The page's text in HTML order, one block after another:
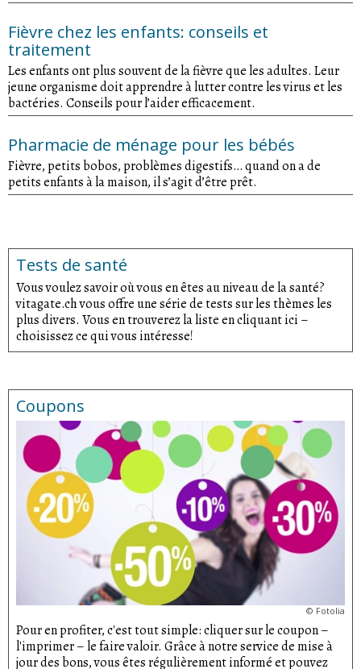
Fièvre chez les enfants: conseils et
traitement
Les enfants ont plus souvent de la fièvre que les adultes. Leur
jeune organisme doit apprendre à lutter contre les virus et les
bactéries. Conseils pour l’aider efficacement.
Pharmacie de ménage pour les bébés
Fièvre, petits bobos, problèmes digestifs… quand on a de
petits enfants à la maison, il s’agit d’être prêt.
Tests de santé
Vous voulez savoir où vous en êtes au niveau de la santé?
vitagate.ch vous offre une série de tests sur les thèmes les
plus divers. Vous en trouverez la liste en cliquant ici –
choisissez ce qui vous intéresse!
Coupons
© Fotolia
Pour en profiter, c'est tout simple: cliquer sur le coupon –
l'imprimer – le faire valoir. Grâce à notre service de mise à
jour des bons, vous êtes régulièrement informé et pouvez